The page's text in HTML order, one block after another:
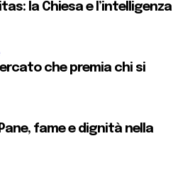
la Chiesa e l’intelligenza
che premia chi si
fame e dignità nella